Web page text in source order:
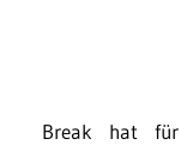
Break hat für